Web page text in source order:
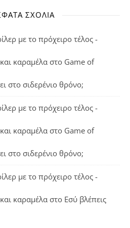
ΣΧΌΛΙΑ
με το πρόχειρο τέλος -
καραμέλα στο Game of
στο σιδερένιο θρόνο;
με το πρόχειρο τέλος -
καραμέλα στο Game of
στο σιδερένιο θρόνο;
με το πρόχειρο τέλος -
καραμέλα στο Εσύ βλέπεις